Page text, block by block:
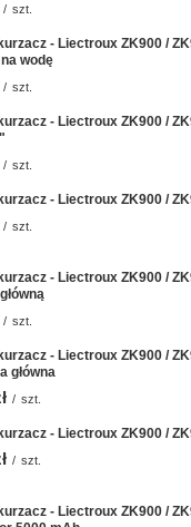
/ szt.
- Liectroux ZK900 /
wodę
/ szt.
- Liectroux ZK900 /
/ szt.
- Liectroux ZK900 /
/ szt.
- Liectroux ZK900 /
/ szt.
- Liectroux ZK900 /
główna
/ szt.
- Liectroux ZK900 /
/ szt.
- Liectroux ZK900 /